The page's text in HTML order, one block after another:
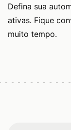
Defina sua
ativas. Fique
muito tempo.